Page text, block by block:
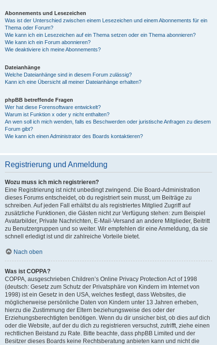
Abonnements und Lesezeichen
Was ist der Unterschied zwischen einem Lesezeichen und einem Abonnements für ein
Thema oder Forum?
Wie kann ich ein Lesezeichen auf ein Thema setzen oder ein Thema abonnieren?
Wie kann ich ein Forum abonnieren?
Wie deaktiviere ich meine Abonnements?
Dateianhänge
Welche Dateianhänge sind in diesem Forum zulässig?
Kann ich eine Übersicht all meiner Dateianhänge erhalten?
phpBB betreffende Fragen
Wer hat diese Forensoftware entwickelt?
Warum ist Funktion x oder y nicht enthalten?
An wen soll ich mich wenden, falls es Beschwerden oder juristische Anfragen zu diesem
Forum gibt?
Wie kann ich einen Administrator des Boards kontaktieren?
Registrierung und Anmeldung
Wozu muss ich mich registrieren?
Eine Registrierung ist nicht unbedingt zwingend. Die Board-Administration
dieses Forums entscheidet, ob du registriert sein musst, um Beiträge zu
schreiben. Auf jeden Fall erhältst du als registriertes Mitglied Zugriff auf
zusätzliche Funktionen, die Gästen nicht zur Verfügung stehen: zum Beispiel
Avatarbilder, Private Nachrichten, E-Mail-Versand an andere Mitglieder, Beitritt
zu Benutzergruppen und so weiter. Wir empfehlen dir eine Anmeldung, da sie
schnell erledigt ist und dir zahlreiche Vorteile bietet.
Nach oben
Was ist COPPA?
COPPA, ausgeschrieben Children’s Online Privacy Protection Act of 1998
(deutsch: Gesetz zum Schutz der Privatsphäre von Kindern im Internet von
1998) ist ein Gesetz in den USA, welches festlegt, dass Websites, die
möglicherweise persönliche Daten von Kindern unter 13 Jahren erheben,
hierzu die Zustimmung der Eltern beziehungsweise des oder der
Erziehungsberechtigten benötigen. Wenn du dir unsicher bist, ob dies auf dich
oder die Website, auf der du dich zu registrieren versuchst, zutrifft, ziehe einen
rechtlichen Beistand zu Rate. Bitte beachte, dass phpBB Limited und der
Besitzer dieses Boards keine Rechtsberatung anbieten kann und nicht die